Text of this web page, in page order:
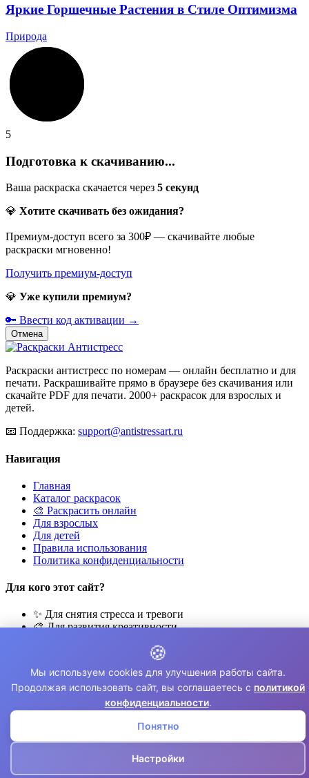
Яркие Горшечные Растения в Стиле Оптимизма
Природа
5
Подготовка к скачиванию...
Ваша раскраска скачается через 5 секунд
💎 Хотите скачивать без ожидания?
Премиум-доступ всего за 300₽ — скачивайте любые
раскраски мгновенно!
Получить премиум-доступ
💎 Уже купили премиум?
🔑 Ввести код активации →
Отмена
Раскраски антистресс по номерам — онлайн бесплатно и для
печати. Раскрашивайте прямо в браузере без скачивания или
скачайте PDF для печати. 2000+ раскрасок для взрослых и
детей.
📧 Поддержка: support@antistressart.ru
Навигация
Главная
Каталог раскрасок
🎨 Раскрасить онлайн
Для взрослых
Для детей
Правила использования
Политика конфиденциальности
Для кого этот сайт?
✨ Для снятия стресса и тревоги
🎨 Для развития креативности
👨‍👩‍👧‍👦 Для семейного досуга
© 2026 Раскраски Антистресс. Все права защищены.
⚠️ Все раскраски для личного использования. Коммерческое
использование запрещено.
🍪
Мы используем cookies для улучшения работы сайта.
Продолжая использовать сайт, вы соглашаетесь с политикой
конфиденциальности.
Понятно
Настройки